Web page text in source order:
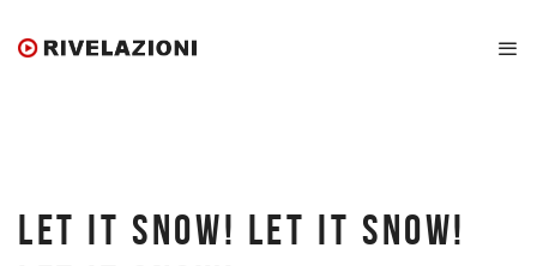
LET IT SNOW! LET IT SNOW!